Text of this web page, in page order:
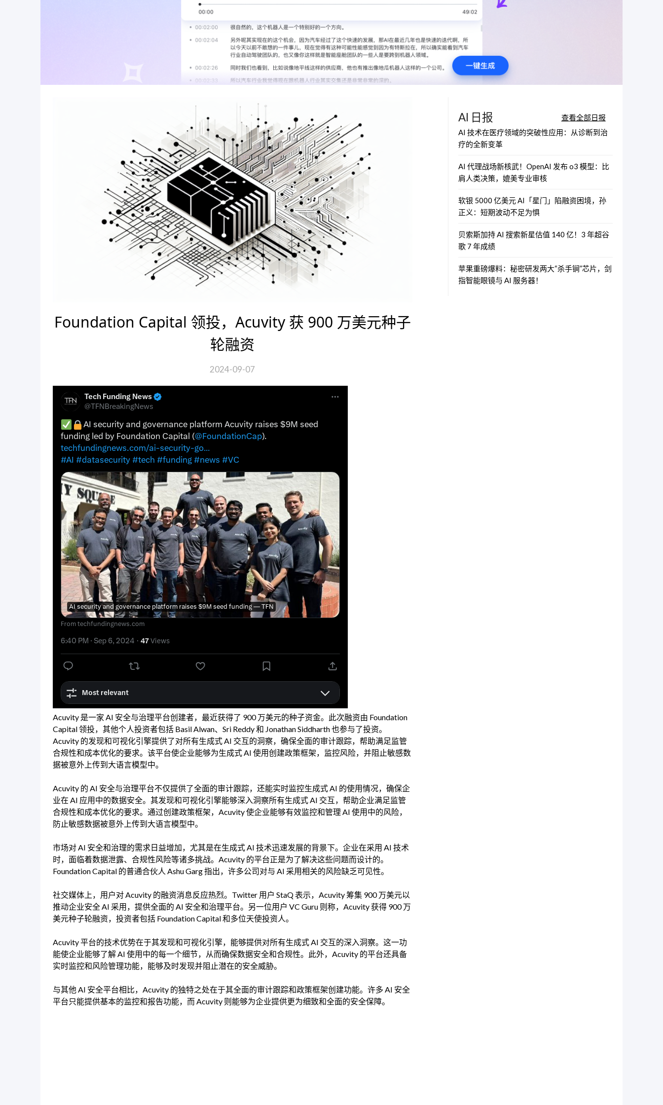
Foundation Capital 领投，Acuvity 获 900 万美元种子
轮融资
2024-09-07
Acuvity 是一家 AI 安全与治理平台创建者，最近获得了 900 万美元的种子资金。此次融资由 Foundation
Capital 领投，其他个人投资者包括 Basil Alwan、Sri Reddy 和 Jonathan Siddharth 也参与了投资。
Acuvity 的发现和可视化引擎提供了对所有生成式 AI 交互的洞察，确保全面的审计跟踪，帮助满足监管
合规性和成本优化的要求。该平台使企业能够为生成式 AI 使用创建政策框架，监控风险，并阻止敏感数
据被意外上传到大语言模型中。
Acuvity 的 AI 安全与治理平台不仅提供了全面的审计跟踪，还能实时监控生成式 AI 的使用情况，确保企
业在 AI 应用中的数据安全。其发现和可视化引擎能够深入洞察所有生成式 AI 交互，帮助企业满足监管
合规性和成本优化的要求。通过创建政策框架，Acuvity 使企业能够有效监控和管理 AI 使用中的风险，
防止敏感数据被意外上传到大语言模型中。
市场对 AI 安全和治理的需求日益增加，尤其是在生成式 AI 技术迅速发展的背景下。企业在采用 AI 技术
时，面临着数据泄露、合规性风险等诸多挑战。Acuvity 的平台正是为了解决这些问题而设计的。
Foundation Capital 的普通合伙人 Ashu Garg 指出，许多公司对与 AI 采用相关的风险缺乏可见性。
社交媒体上，用户对 Acuvity 的融资消息反应热烈。Twitter 用户 StaQ 表示，Acuvity 筹集 900 万美元以
推动企业安全 AI 采用，提供全面的 AI 安全和治理平台。另一位用户 VC Guru 则称，Acuvity 获得 900 万
美元种子轮融资，投资者包括 Foundation Capital 和多位天使投资人。
Acuvity 平台的技术优势在于其发现和可视化引擎，能够提供对所有生成式 AI 交互的深入洞察。这一功
能使企业能够了解 AI 使用中的每一个细节，从而确保数据安全和合规性。此外，Acuvity 的平台还具备
实时监控和风险管理功能，能够及时发现并阻止潜在的安全威胁。
与其他 AI 安全平台相比，Acuvity 的独特之处在于其全面的审计跟踪和政策框架创建功能。许多 AI 安全
平台只能提供基本的监控和报告功能，而 Acuvity 则能够为企业提供更为细致和全面的安全保障。
AI 日报
查看全部日报
AI 技术在医疗领域的突破性应用：从诊断到治
疗的全新变革
AI 代理战场新核武！OpenAI 发布 o3 模型：比
肩人类决策，媲美专业审核
软银 5000 亿美元 AI「星门」陷融资困境，孙
正义：短期波动不足为惧
贝索斯加持 AI 搜索新星估值 140 亿！3 年超谷
歌 7 年成绩
苹果重磅爆料：秘密研发两大“杀手锏”芯片，剑
指智能眼镜与 AI 服务器！